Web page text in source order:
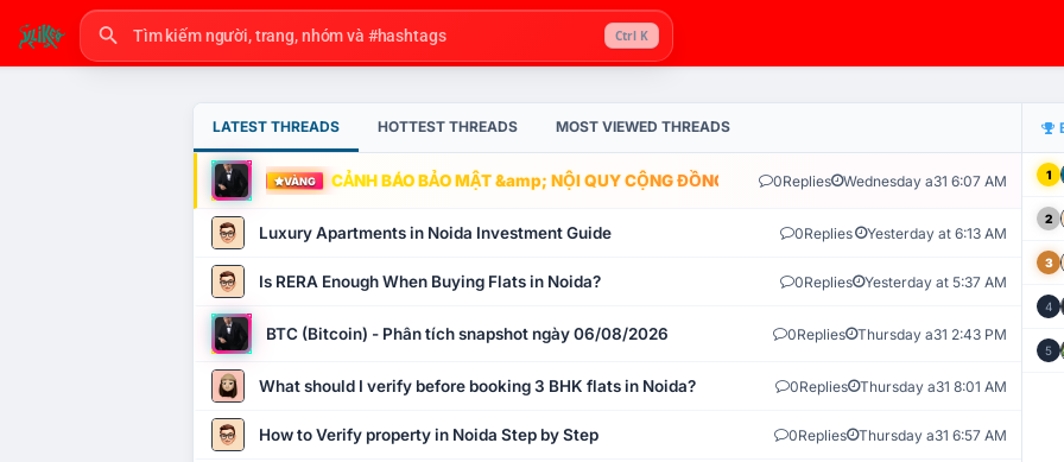
Ctrl K
LATEST THREADS HOTTEST THREADS MOST VIEWED THREADS
VÀNG CẢNH BÁO BẢO MẬT &amp; NỘI QUY CỘNG ĐỒNG VLIKE.VN: HỆ THỐNG GIÁM SÁT TỰ
0Replies Wednesday a31 6:07 AM
Luxury Apartments in Noida Investment Guide 0Replies Yesterday at 6:13 AM
Is RERA Enough When Buying Flats in Noida? 0Replies Yesterday at 5:37 AM
BTC (Bitcoin) - Phân tích snapshot ngày 06/08/2026 0Replies Thursday a31 2:43 PM
What should I verify before booking 3 BHK flats in Noida? 0Replies Thursday a31 8:01 AM
How to Verify property in Noida Step by Step 0Replies Thursday a31 6:57 AM
1
2
3
4
5